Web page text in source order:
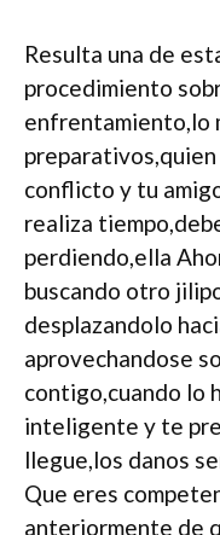
Resulta una de
procedimiento
enfrentamiento,lo
conflicto y tu
realiza
perdiendo,ella
buscando otro
desplazandolo
aprovechandose
contigo,cuando lo
inteligente y te
llegue,los danos
Que eres
anteriormente de